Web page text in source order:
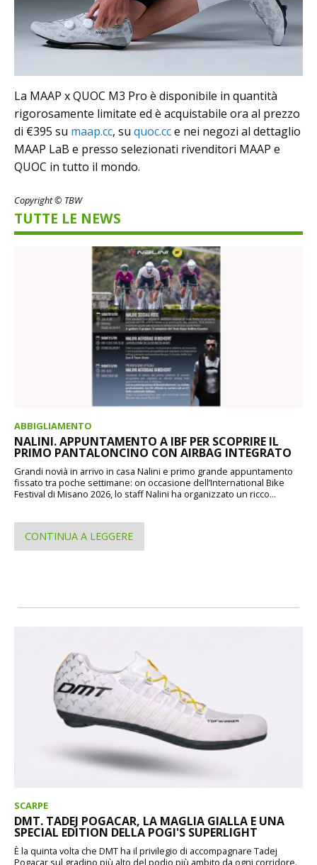
La MAAP x QUOC M3 Pro è disponibile in quantità
rigorosamente limitate ed è acquistabile ora al prezzo
di €395 su maap.cc, su quoc.cce nei negozi al dettaglio
MAAP LaB e presso selezionati rivenditori MAAP e
QUOC in tutto il mondo.
Copyright © TBW
TUTTE LE NEWS
ABBIGLIAMENTO
NALINI. APPUNTAMENTO A IBF PER SCOPRIRE IL
PRIMO PANTALONCINO CON AIRBAG INTEGRATO
Grandi novià in arrivo in casa Nalini e primo grande appuntamento
fissato tra poche settimane: on occasione dell’International Bike
Festival di Misano 2026, lo staff Nalini ha organizzato un ricco...
CONTINUA A LEGGERE
SCARPE
DMT. TADEJ POGACAR, LA MAGLIA GIALLA E UNA
SPECIAL EDITION DELLA POGI'S SUPERLIGHT
È la quinta volta che DMT ha il privilegio di accompagnare Tadej
Pogacar sul gradino più alto del podio più ambito da ogni corridore.